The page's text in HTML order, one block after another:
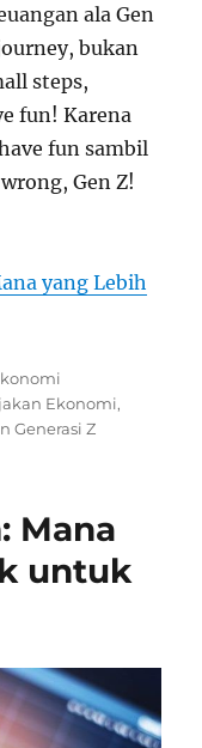
ala Gen
bukan
steps,
fun! Karena
fun sambil
Gen Z!
yang Lebih
Ekonomi,
Generasi Z
Mana
untuk